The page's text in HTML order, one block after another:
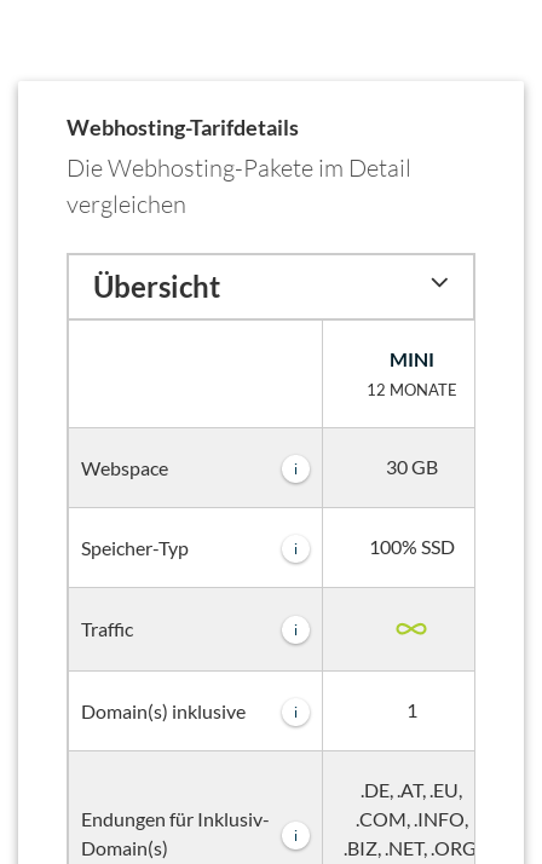
Webhosting-Tarifdetails
Die Webhosting-Pakete im Detail
vergleichen
Übersicht
MINI
12 MONATE
Webspace i 30 GB
Speicher-Typ i 100% SSD
Traffic i
Domain(s) inklusive i 1
Endungen für Inklusiv-
Domain(s)
i
.DE, .AT, .EU,
.COM, .INFO,
.BIZ, .NET, .ORG,